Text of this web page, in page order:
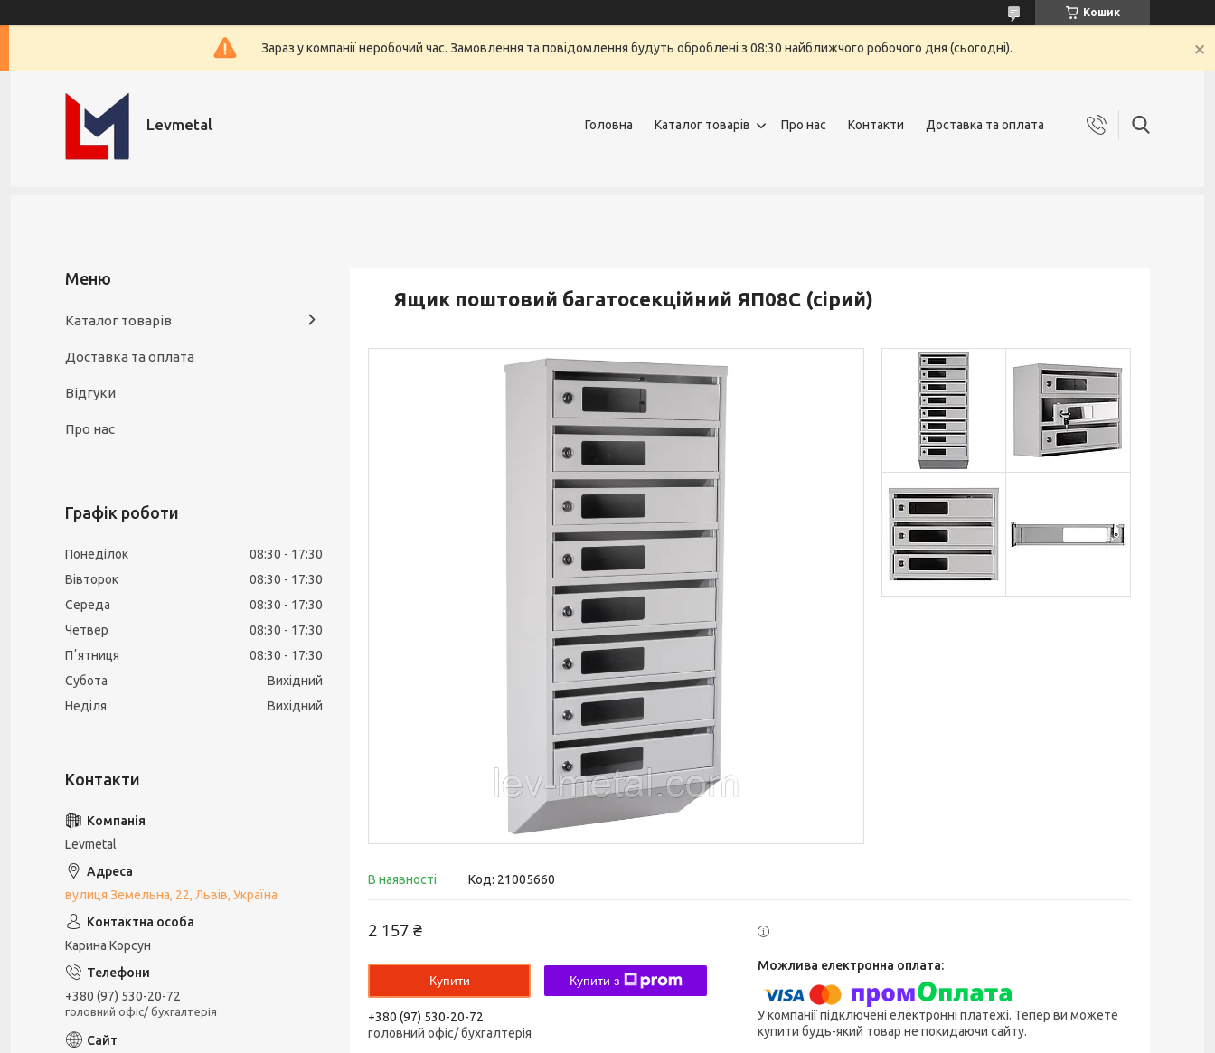
Кошик
Зараз у компанії неробочий час. Замовлення та повідомлення будуть оброблені з 08:30 найближчого робочого дня (сьогодні).
Levmetal Головна Каталог товарів Про нас Контакти Доставка та оплата
Ящик поштовий багатосекційний ЯП08С (сірий)
В наявності Код: 21005660
2 157 ₴
Купити Купити з
+380 (97) 530-20-72
головний офіс/ бухгалтерія
У компанії підключені електронні платежі. Тепер ви можете
купити будь-який товар не покидаючи сайту.
Каталог товарів
Доставка та оплата
Відгуки
Про нас
Графік роботи
Понеділок 08:30
17:30
Вівторок
08:30
17:30
Середа
08:30
17:30
Четвер
08:30
17:30
Пʼятниця
08:30
17:30
Субота
Вихідний
Неділя
Вихідний
Levmetal
вулиця Земельна, 22, Львів, Україна
Карина Корсун
+380 (97) 530-20-72
головний офіс/ бухгалтерія